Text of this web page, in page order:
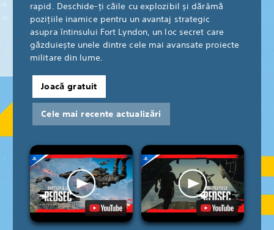
rapid. Deschide-ți căile cu explozibil și dărâmă
pozițiile inamice pentru un avantaj strategic
asupra întinsului Fort Lyndon, un loc secret care
găzduiește unele dintre cele mai avansate proiecte
militare din lume.
Joacă gratuit
Cele mai recente actualizări